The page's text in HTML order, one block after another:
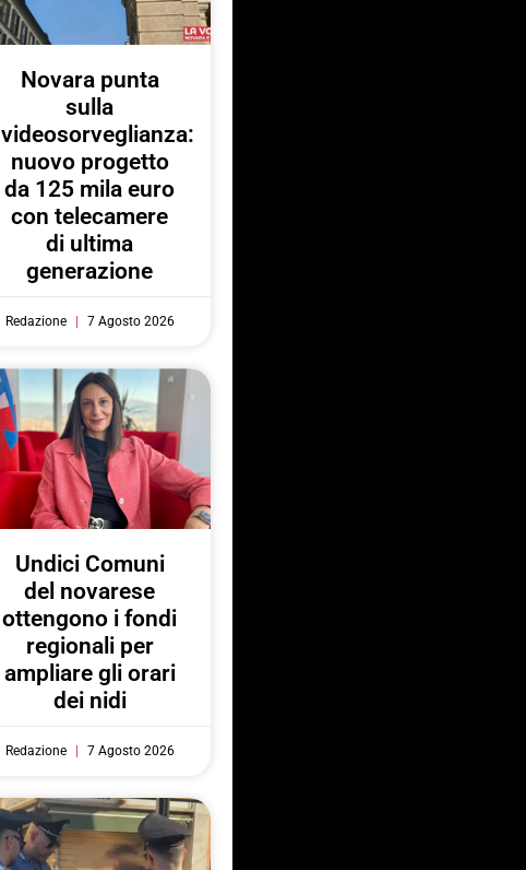
Novara punta
sulla
videosorveglianza:
nuovo progetto
da 125 mila euro
con telecamere
di ultima
generazione
Redazione 7 Agosto 2026
Undici Comuni
del novarese
ottengono i fondi
regionali per
ampliare gli orari
dei nidi
Redazione 7 Agosto 2026